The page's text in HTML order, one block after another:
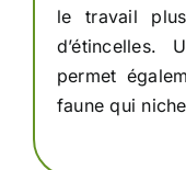
le travail
d’étincelles.
permet
faune qui